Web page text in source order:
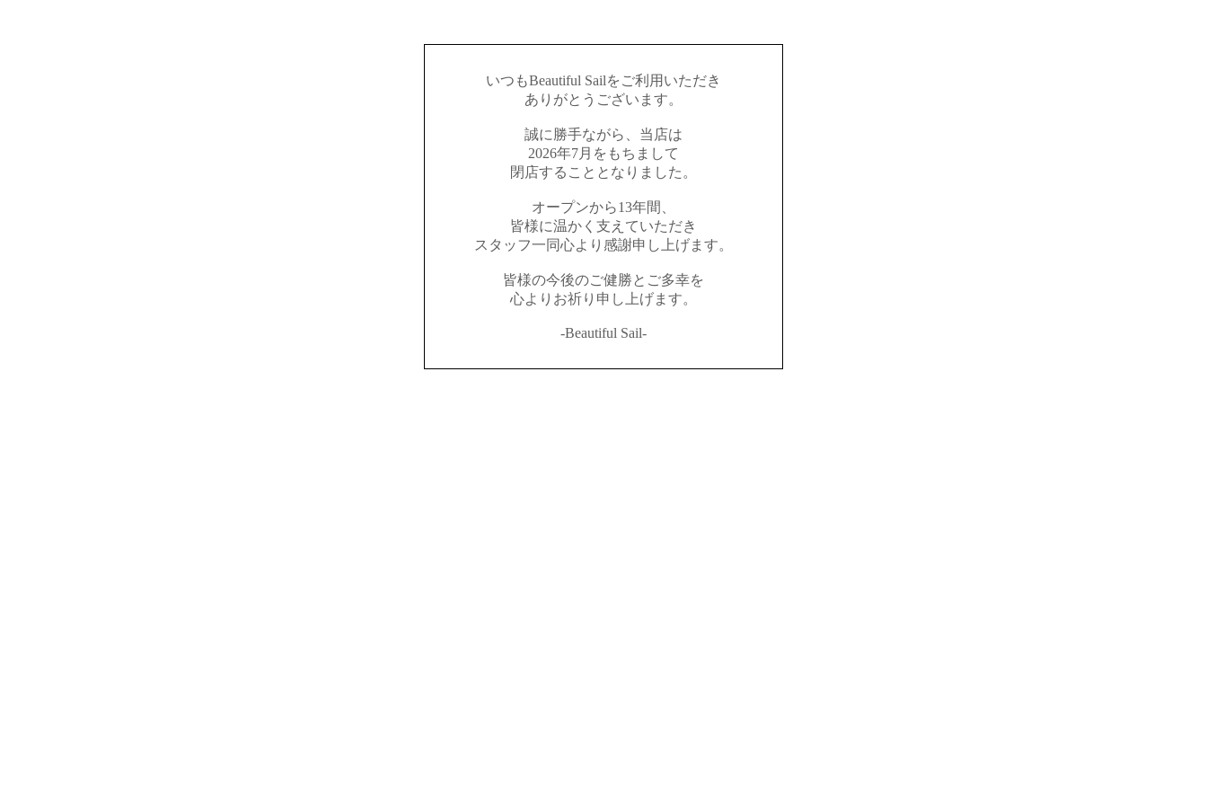
いつもBeautiful Sailをご利用いただき
ありがとうございます。
誠に勝手ながら、当店は
2026年7月をもちまして
閉店することとなりました。
オープンから13年間、
皆様に温かく支えていただき
スタッフ一同心より感謝申し上げます。
皆様の今後のご健勝とご多幸を
心よりお祈り申し上げます。
-Beautiful Sail-